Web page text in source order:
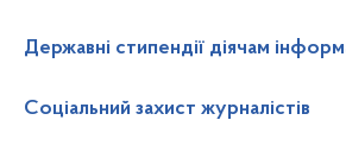
Державні стипендії діячам
Соціальний захист журналістів